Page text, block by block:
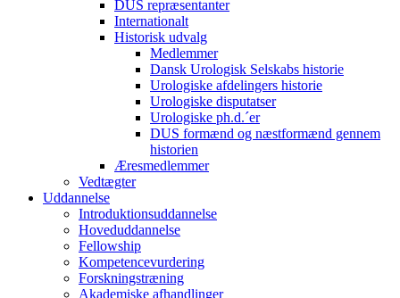
DUS repræsentanter
Internationalt
Historisk udvalg
Medlemmer
Dansk Urologisk Selskabs historie
Urologiske afdelingers historie
Urologiske disputatser
Urologiske ph.d.´er
DUS formænd og næstformænd gennem
historien
Æresmedlemmer
Vedtægter
Uddannelse
Introduktionsuddannelse
Hoveduddannelse
Fellowship
Kompetencevurdering
Forskningstræning
Akademiske afhandlinger